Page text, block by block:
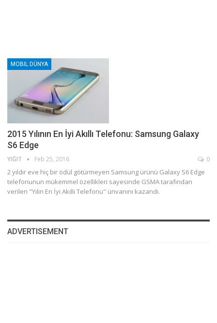
MOBIL DÜNYA
2015 Yılının En İyi Akıllı Telefonu: Samsung Galaxy
S6 Edge
YIĞIT Feb 25, 2016 0
2 yıldır eve hiç bir ödül götürmeyen Samsung ürünü Galaxy S6 Edge
telefonunun mükemmel özellikleri sayesinde GSMA tarafından
verilen "Yılın En İyi Akıllı Telefonu" ünvanını kazandı.
ADVERTISEMENT